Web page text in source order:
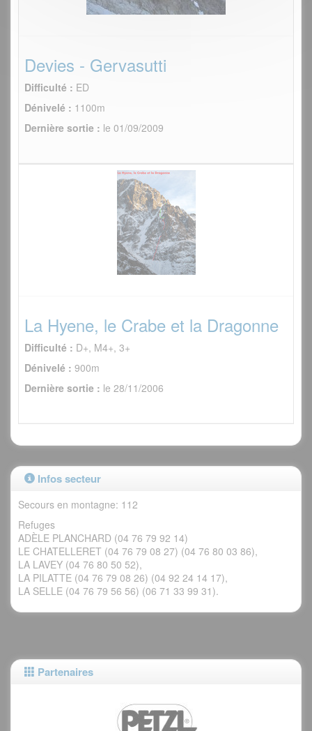
Devies - Gervasutti
Difficulté : ED
Dénivelé : 1100m
Dernière sortie : le 01/09/2009
La Hyene, le Crabe et la Dragonne
Difficulté : D+, M4+, 3+
Dénivelé : 900m
Dernière sortie : le 28/11/2006
Infos secteur
Secours en montagne: 112
Refuges
ADÈLE PLANCHARD (04 76 79 92 14)
LE CHATELLERET (04 76 79 08 27) (04 76 80 03 86),
LA LAVEY (04 76 80 50 52),
LA PILATTE (04 76 79 08 26) (04 92 24 14 17),
LA SELLE (04 76 79 56 56) (06 71 33 99 31).
Partenaires